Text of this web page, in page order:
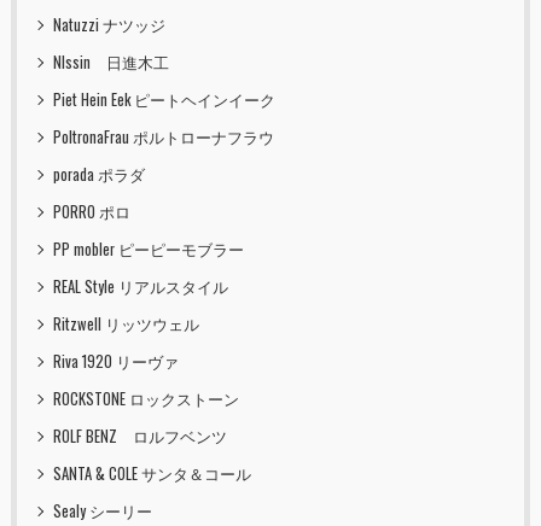
Natuzzi ナツッジ
NIssin 日進木工
Piet Hein Eek ピートヘインイーク
PoltronaFrau ポルトローナフラウ
porada ポラダ
PORRO ポロ
PP mobler ピーピーモブラー
REAL Style リアルスタイル
Ritzwell リッツウェル
Riva 1920 リーヴァ
ROCKSTONE ロックストーン
ROLF BENZ ロルフベンツ
SANTA & COLE サンタ＆コール
Sealy シーリー